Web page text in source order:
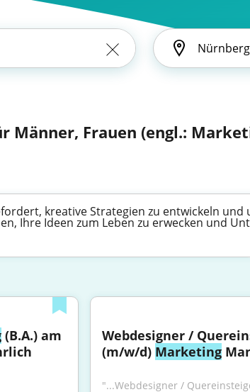
Männer, Frauen (engl.:
kreative Strategien zu entwickeln
Ihre Ideen zum Leben zu erwecken und
(B.A.) am
Webdesigner /
(m/w/d) Marketing